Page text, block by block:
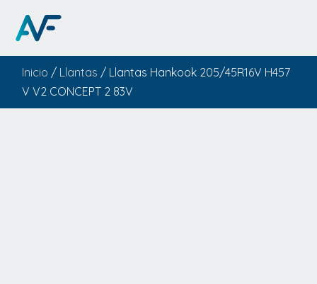
Inicio / Llantas / Llantas Hankook 205/45R16V H457
V V2 CONCEPT 2 83V